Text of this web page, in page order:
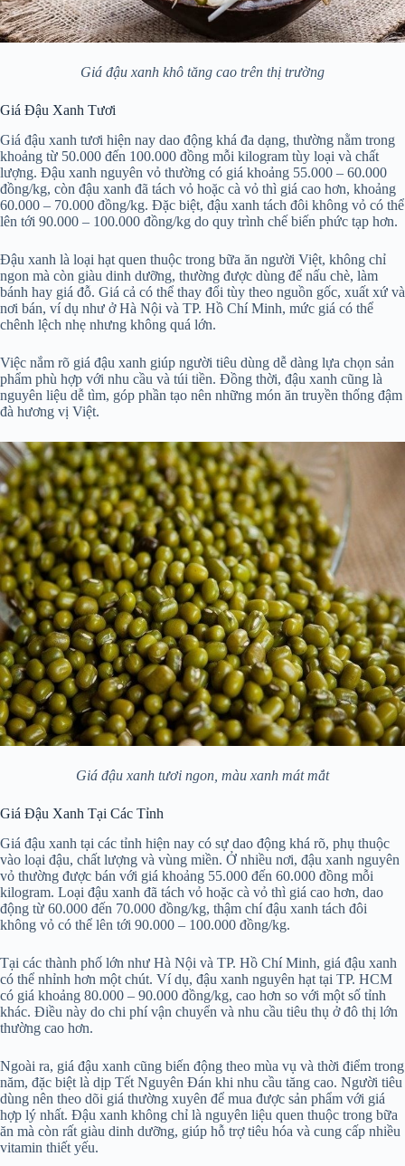
Giá đậu xanh khô tăng cao trên thị trường
Giá Đậu Xanh Tươi
Giá đậu xanh tươi hiện nay dao động khá đa dạng, thường nằm trong
khoảng từ 50.000 đến 100.000 đồng mỗi kilogram tùy loại và chất
lượng. Đậu xanh nguyên vỏ thường có giá khoảng 55.000 – 60.000
đồng/kg, còn đậu xanh đã tách vỏ hoặc cà vỏ thì giá cao hơn, khoảng
60.000 – 70.000 đồng/kg. Đặc biệt, đậu xanh tách đôi không vỏ có thể
lên tới 90.000 – 100.000 đồng/kg do quy trình chế biến phức tạp hơn.
Đậu xanh là loại hạt quen thuộc trong bữa ăn người Việt, không chỉ
ngon mà còn giàu dinh dưỡng, thường được dùng để nấu chè, làm
bánh hay giá đỗ. Giá cả có thể thay đổi tùy theo nguồn gốc, xuất xứ và
nơi bán, ví dụ như ở Hà Nội và TP. Hồ Chí Minh, mức giá có thể
chênh lệch nhẹ nhưng không quá lớn.
Việc nắm rõ giá đậu xanh giúp người tiêu dùng dễ dàng lựa chọn sản
phẩm phù hợp với nhu cầu và túi tiền. Đồng thời, đậu xanh cũng là
nguyên liệu dễ tìm, góp phần tạo nên những món ăn truyền thống đậm
đà hương vị Việt.
Giá đậu xanh tươi ngon, màu xanh mát mắt
Giá Đậu Xanh Tại Các Tỉnh
Giá đậu xanh tại các tỉnh hiện nay có sự dao động khá rõ, phụ thuộc
vào loại đậu, chất lượng và vùng miền. Ở nhiều nơi, đậu xanh nguyên
vỏ thường được bán với giá khoảng 55.000 đến 60.000 đồng mỗi
kilogram. Loại đậu xanh đã tách vỏ hoặc cà vỏ thì giá cao hơn, dao
động từ 60.000 đến 70.000 đồng/kg, thậm chí đậu xanh tách đôi
không vỏ có thể lên tới 90.000 – 100.000 đồng/kg.
Tại các thành phố lớn như Hà Nội và TP. Hồ Chí Minh, giá đậu xanh
có thể nhỉnh hơn một chút. Ví dụ, đậu xanh nguyên hạt tại TP. HCM
có giá khoảng 80.000 – 90.000 đồng/kg, cao hơn so với một số tỉnh
khác. Điều này do chi phí vận chuyển và nhu cầu tiêu thụ ở đô thị lớn
thường cao hơn.
Ngoài ra, giá đậu xanh cũng biến động theo mùa vụ và thời điểm trong
năm, đặc biệt là dịp Tết Nguyên Đán khi nhu cầu tăng cao. Người tiêu
dùng nên theo dõi giá thường xuyên để mua được sản phẩm với giá
hợp lý nhất. Đậu xanh không chỉ là nguyên liệu quen thuộc trong bữa
ăn mà còn rất giàu dinh dưỡng, giúp hỗ trợ tiêu hóa và cung cấp nhiều
vitamin thiết yếu.